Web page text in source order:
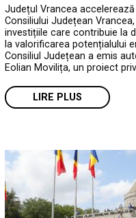
Județul Vrancea
Consiliului Județean
investițiile care contribuie la
la valorificarea potențialului
Consiliul Județean a emis
Eolian Movilița, un proiect
LIRE PLUS